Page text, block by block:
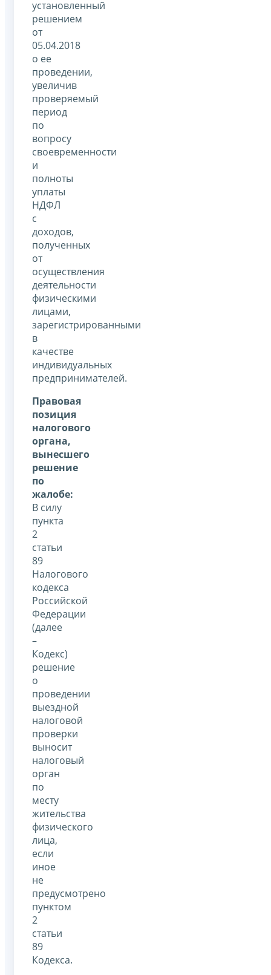
установленный
решением
от
05.04.2018
о ее
проведении,
увеличив
проверяемый
период
по
вопросу
своевременности
и
полноты
уплаты
НДФЛ
с
доходов,
полученных
от
осуществления
деятельности
физическими
лицами,
зарегистрированными
в
качестве
индивидуальных
предпринимателей.
Правовая
позиция
налогового
органа,
вынесшего
решение
по
жалобе:
В силу
пункта
2
статьи
89
Налогового
кодекса
Российской
Федерации
(далее
–
Кодекс)
решение
о
проведении
выездной
налоговой
проверки
выносит
налоговый
орган
по
месту
жительства
физического
лица,
если
иное
не
предусмотрено
пунктом
2
статьи
89
Кодекса.